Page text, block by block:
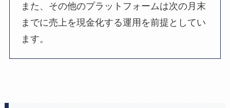
また、その他のプラットフォームは次の月末
までに売上を現金化する運用を前提としてい
ます。